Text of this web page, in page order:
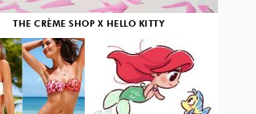
THE CRÈME SHOP X HELLO KITTY
3